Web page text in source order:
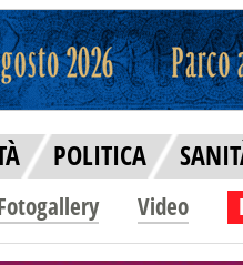
POLITICA
Video